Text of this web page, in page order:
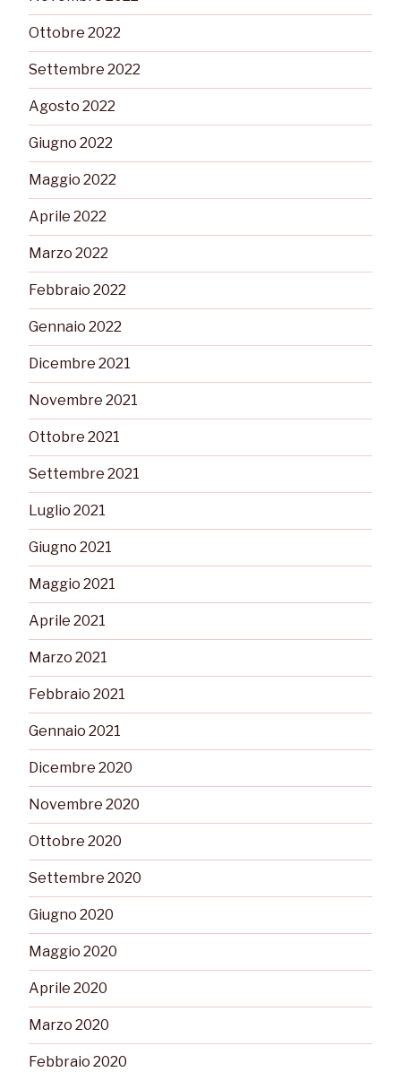
Ottobre 2022
Settembre 2022
Agosto 2022
Giugno 2022
Maggio 2022
Aprile 2022
Marzo 2022
Febbraio 2022
Gennaio 2022
Dicembre 2021
Novembre 2021
Ottobre 2021
Settembre 2021
Luglio 2021
Giugno 2021
Maggio 2021
Aprile 2021
Marzo 2021
Febbraio 2021
Gennaio 2021
Dicembre 2020
Novembre 2020
Ottobre 2020
Settembre 2020
Giugno 2020
Maggio 2020
Aprile 2020
Marzo 2020
Febbraio 2020